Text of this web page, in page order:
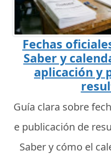
Fechas
Saber y
aplicación y
Guía clara sobre
e publicación de
Saber y cómo el